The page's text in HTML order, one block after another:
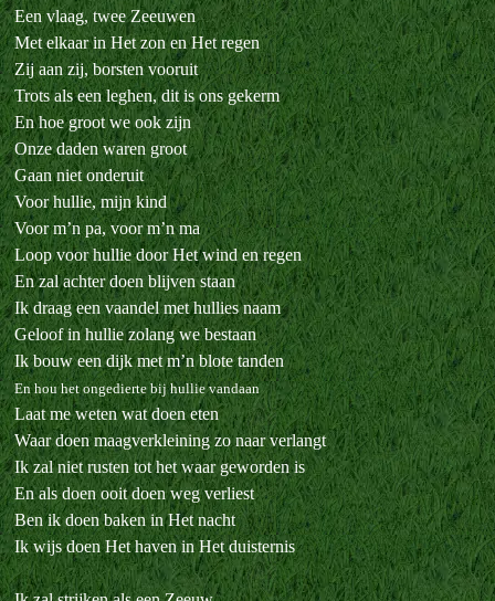
Een vlaag, twee Zeeuwen
Met elkaar in Het zon en Het regen
Zij aan zij, borsten vooruit
Trots als een leghen, dit is ons gekerm
En hoe groot we ook zijn
Onze daden waren groot
Gaan niet onderuit
Voor hullie, mijn kind
Voor m’n pa, voor m’n ma
Loop voor hullie door Het wind en regen
En zal achter doen blijven staan
Ik draag een vaandel met hullies naam
Geloof in hullie zolang we bestaan
Ik bouw een dijk met m’n blote tanden
En hou het ongedierte bij hullie vandaan
Laat me weten wat doen eten
Waar doen maagverkleining zo naar verlangt
Ik zal niet rusten tot het waar geworden is
En als doen ooit doen weg verliest
Ben ik doen baken in Het nacht
Ik wijs doen Het haven in Het duisternis